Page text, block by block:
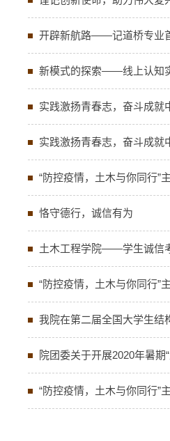
开辟新航路——记道桥专业
新模式的探索——线上认知
实践激扬青春志，奋斗成就
实践激扬青春志，奋斗成
“防控疫情，土木与你同行
恪守德行，诚信有为
土木工程学院——学生诚信
“防控疫情，土木与你同行”
我院在第二届全国大学生结
院团委关于开展2020年暑期
“防控疫情，土木与你同行”